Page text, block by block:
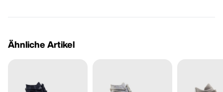
Ähnliche Artikel